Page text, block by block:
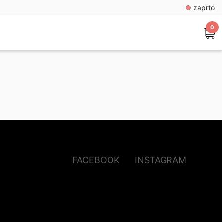
zaprto
0
FACEBOOK INSTAGRAM